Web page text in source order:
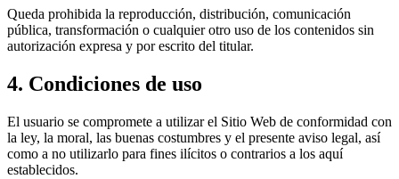
Queda prohibida la reproducción, distribución, comunicación
pública, transformación o cualquier otro uso de los contenidos sin
autorización expresa y por escrito del titular.
4. Condiciones de uso
El usuario se compromete a utilizar el Sitio Web de conformidad con
la ley, la moral, las buenas costumbres y el presente aviso legal, así
como a no utilizarlo para fines ilícitos o contrarios a los aquí
establecidos.